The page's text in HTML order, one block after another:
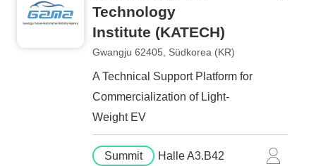
Technology
Institute (KATECH)
Gwangju 62405, Südkorea (KR)
A Technical Support Platform for
Commercialization of Light-
Weight EV
Summit Halle A3.B42